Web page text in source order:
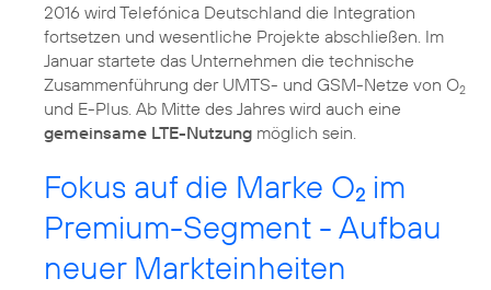
2016 wird Telefónica Deutschland die Integration
fortsetzen und wesentliche Projekte abschließen. Im
Januar startete das Unternehmen die technische
Zusammenführung der UMTS- und GSM-Netze von O2
und E-Plus. Ab Mitte des Jahres wird auch eine
gemeinsame LTE-Nutzung möglich sein.
Fokus auf die Marke O2 im
Premium-Segment - Aufbau
neuer Markteinheiten